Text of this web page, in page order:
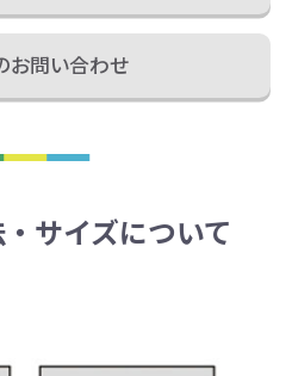
お問い合わせ
サイズについて